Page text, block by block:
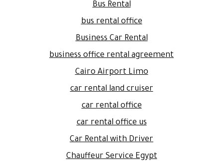
Bus Rental
bus rental office
Business Car Rental
business office rental agreement
Cairo Airport Limo
car rental land cruiser
car rental office
car rental office us
Car Rental with Driver
Chauffeur Service Egypt